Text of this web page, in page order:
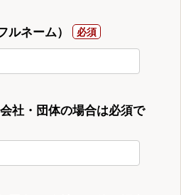
ルネーム）
社・団体の場合は必須で